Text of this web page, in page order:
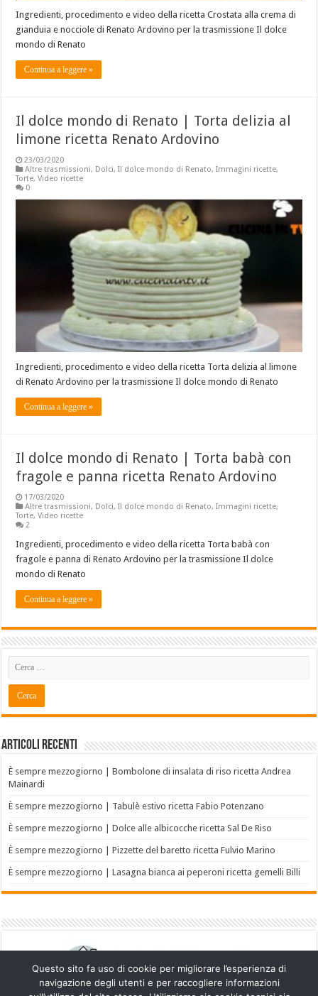
Ingredienti, procedimento e video della ricetta Crostata alla crema di
gianduia e nocciole di Renato Ardovino per la trasmissione Il dolce
mondo di Renato
Continua a leggere »
Il dolce mondo di Renato | Torta delizia al
limone ricetta Renato Ardovino
23/03/2020
Altre trasmissioni, Dolci,Il dolce mondo di Renato,Immagini ricette,
Torte,Video ricette
0
Ingredienti, procedimento e video della ricetta Torta delizia al limone
di Renato Ardovino per la trasmissione Il dolce mondo di Renato
Continua a leggere »
Il dolce mondo di Renato | Torta babà con
fragole e panna ricetta Renato Ardovino
17/03/2020
Altre trasmissioni, Dolci,Il dolce mondo di Renato,Immagini ricette,
Torte,Video ricette
2
Ingredienti, procedimento e video della ricetta Torta babà con
fragole e panna di Renato Ardovino per la trasmissione Il dolce
mondo di Renato
Continua a leggere »
Articoli recenti
È sempre mezzogiorno | Bombolone di insalata di riso ricetta Andrea
Mainardi
È sempre mezzogiorno | Tabulè estivo ricetta Fabio Potenzano
È sempre mezzogiorno | Dolce alle albicocche ricetta Sal De Riso
È sempre mezzogiorno | Pizzette del baretto ricetta Fulvio Marino
È sempre mezzogiorno | Lasagna bianca ai peperoni ricetta gemelli Billi
Questo sito fa uso di cookie per migliorare l’esperienza di
navigazione degli utenti e per raccogliere informazioni